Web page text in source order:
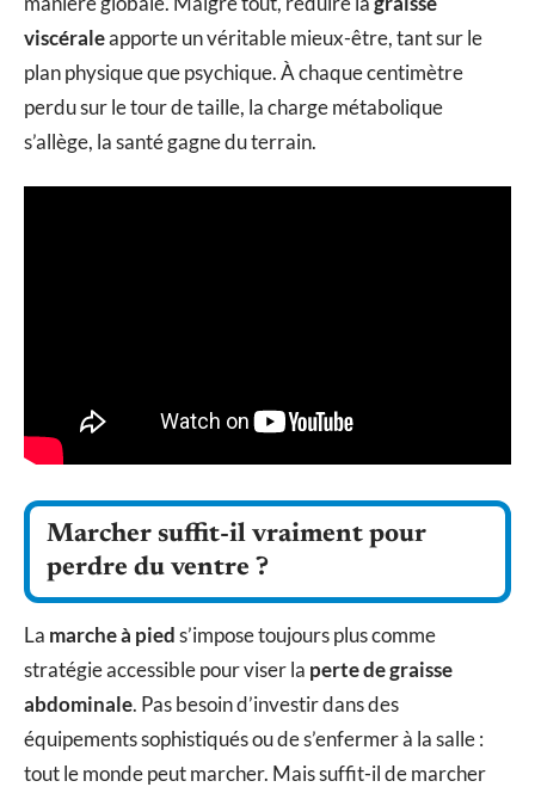
viscéraleapporte un véritable mieux-être, tant sur le
plan physique que psychique. À chaque centimètre
perdu sur le tour de taille, la charge métabolique
s’allège, la santé gagne du terrain.
Marcher suffit-il vraiment pour
perdre du ventre ?
La marche à pieds’impose toujours plus comme
stratégie accessible pour viser la perte de graisse
abdominale. Pas besoin d’investir dans des
équipements sophistiqués ou de s’enfermer à la salle :
tout le monde peut marcher. Mais suffit-il de marcher